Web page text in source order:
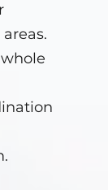
areas.
whole